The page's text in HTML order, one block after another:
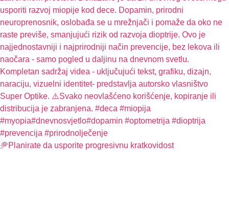
🥏Planirate da usporite progresivnu kratkovidost